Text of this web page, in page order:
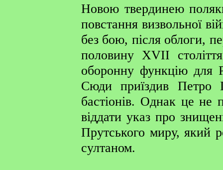
Новою твердинею
повстання визвольної
без бою, після облоги,
половину XVII
оборонну функцію для
Сюди приїздив
бастіонів. Однак це не
віддати указ про
Прутського миру, який
султаном.